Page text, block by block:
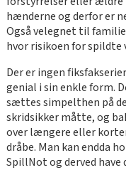
hænderne og derfor er
Også velegnet til
hvor risikoen for spildte
Der er ingen
genial i sin enkle form.
sættes simpelthen på
skridsikker måtte, og
over længere eller
dråbe. Man kan endda
SpillNot og derved have